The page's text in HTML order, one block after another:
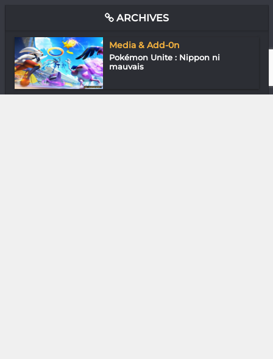
ARCHIVES
Media & Add-0n
Pokémon Unite : Nippon ni
mauvais